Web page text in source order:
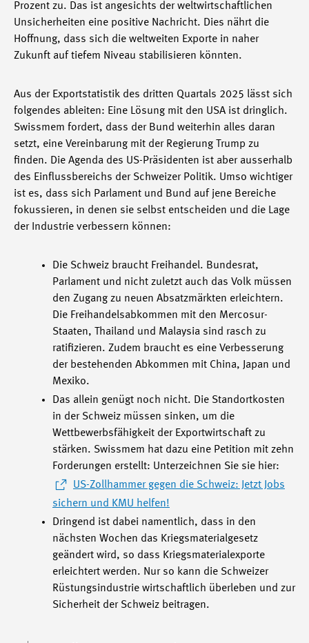
Prozent zu. Das ist angesichts der weltwirtschaftlichen
Unsicherheiten eine positive Nachricht. Dies nährt die
Hoffnung, dass sich die weltweiten Exporte in naher
Zukunft auf tiefem Niveau stabilisieren könnten.
Aus der Exportstatistik des dritten Quartals 2025 lässt sich
folgendes ableiten: Eine Lösung mit den USA ist dringlich.
Swissmem fordert, dass der Bund weiterhin alles daran
setzt, eine Vereinbarung mit der Regierung Trump zu
finden. Die Agenda des US-Präsidenten ist aber ausserhalb
des Einflussbereichs der Schweizer Politik. Umso wichtiger
ist es, dass sich Parlament und Bund auf jene Bereiche
fokussieren, in denen sie selbst entscheiden und die Lage
der Industrie verbessern können:
Die Schweiz braucht Freihandel. Bundesrat,
Parlament und nicht zuletzt auch das Volk müssen
den Zugang zu neuen Absatzmärkten erleichtern.
Die Freihandelsabkommen mit den Mercosur-
Staaten, Thailand und Malaysia sind rasch zu
ratifizieren. Zudem braucht es eine Verbesserung
der bestehenden Abkommen mit China, Japan und
Mexiko.
Das allein genügt noch nicht. Die Standortkosten
in der Schweiz müssen sinken, um die
Wettbewerbsfähigkeit der Exportwirtschaft zu
stärken. Swissmem hat dazu eine Petition mit zehn
Forderungen erstellt: Unterzeichnen Sie sie hier:
US-Zollhammer gegen die Schweiz: Jetzt Jobs
sichern und KMU helfen!
Dringend ist dabei namentlich, dass in den
nächsten Wochen das Kriegsmaterialgesetz
geändert wird, so dass Kriegsmaterialexporte
erleichtert werden. Nur so kann die Schweizer
Rüstungsindustrie wirtschaftlich überleben und zur
Sicherheit der Schweiz beitragen.